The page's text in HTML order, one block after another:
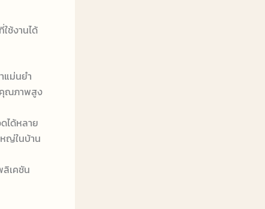
ช้งานได้
แม่นยำ
คุณภาพสูง
ได้หลาย
ญ่ในบ้าน
เคชัน